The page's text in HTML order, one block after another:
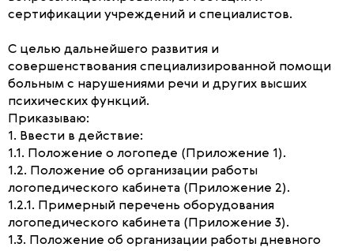
сертификации учреждений и специалистов.
С целью дальнейшего развития и
совершенствования специализированной помощи
больным с нарушениями речи и других высших
психических функций.
Приказываю:
1. Ввести в действие:
1.1. Положение о логопеде (Приложение 1).
1.2. Положение об организации работы
логопедического кабинета (Приложение 2).
1.2.1. Примерный перечень оборудования
логопедического кабинета (Приложение 3).
1.3. Положение об организации работы дневного